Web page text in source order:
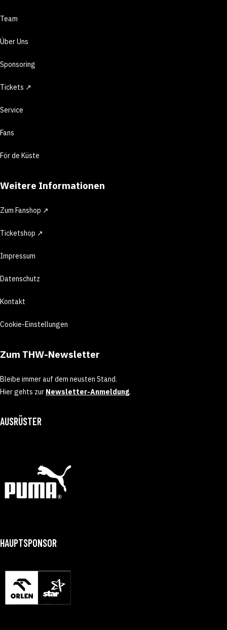
Team
Über Uns
Sponsoring
Tickets ↗
Service
Fans
För de Küste
Weitere Informationen
Zum Fanshop ↗
Ticketshop ↗
Impressum
Datenschutz
Kontakt
Cookie-Einstellungen
Zum THW-Newsletter
Bleibe immer auf dem neusten Stand.
Hier gehts zur Newsletter-Anmeldung.
AUSRÜSTER
HAUPTSPONSOR